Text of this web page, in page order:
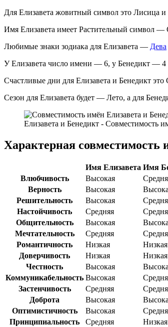
Для Елизавета жовитный символ это Лисица
Имя Елизавета имеет Растительный символ
Любимые знаки зодиака для Елизавета — Дева
У Елизавета число имени — 6, у Бенедикт — 4
Счастливые дни для Елизавета и Бенедикт это
Сезон для Елизавета будет — Лето, а для
Елизавета и Бенедикт - Совместимость
Характерная совместимость
Имя Елизавета Имя
Влюбчивость
Высокая
Верность
Высокая
Решительность
Высокая
Настойчивость
Средняя
Общительность
Высокая
Мечтательность
Средняя
Романтичность
Низкая
Низкая
Доверчивость
Низкая
Низкая
Честность
Высокая
Коммуникабельность Высокая
Застенчивость
Средняя
Доброта
Высокая
Оптимистичность
Высокая
Принципиальность
Средняя Низкая